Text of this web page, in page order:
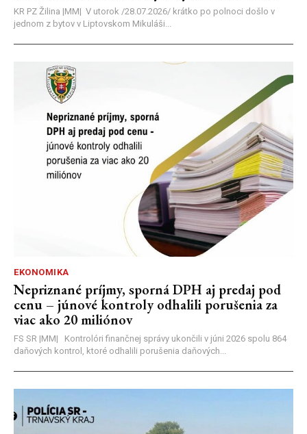
KR PZ Žilina |MM| V utorok /28.07.2026/ krátko po polnoci došlo v
jednom z bytov v Liptovskom Mikuláši...
EKONOMIKA
Nepriznané príjmy, sporná DPH aj predaj pod
cenu – júnové kontroly odhalili porušenia za
viac ako 20 miliónov
FS SR |MM| Kontrolóri finančnej správy ukončili v júni 2026 spolu 864
daňových kontrol, ktoré odhalili porušenia daňových...